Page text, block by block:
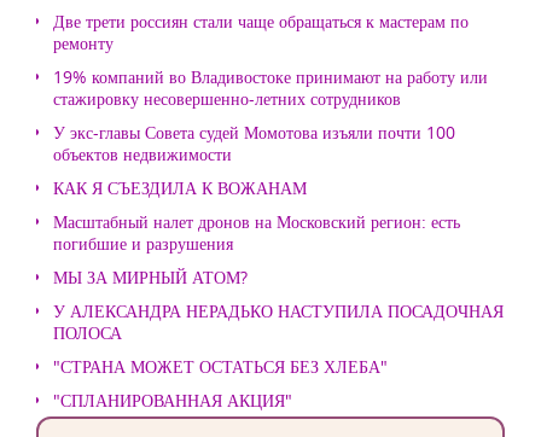
Две трети россиян стали чаще обращаться к мастерам по
ремонту
19% компаний во Владивостоке принимают на работу или
стажировку несовершенно-летних сотрудников
У экс-главы Совета судей Момотова изъяли почти 100
объектов недвижимости
КАК Я СЪЕЗДИЛА К ВОЖАНАМ
Масштабный налет дронов на Московский регион: есть
погибшие и разрушения
МЫ ЗА МИРНЫЙ АТОМ?
У АЛЕКСАНДРА НЕРАДЬКО НАСТУПИЛА ПОСАДОЧНАЯ
ПОЛОСА
"СТРАНА МОЖЕТ ОСТАТЬСЯ БЕЗ ХЛЕБА"
"СПЛАНИРОВАННАЯ АКЦИЯ"